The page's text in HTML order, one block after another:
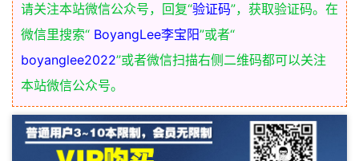
请关注本站微信公众号，回复“验证码”，获取验证码。在
微信里搜索“ BoyangLee李宝阳”或者“
boyanglee2022”或者微信扫描右侧二维码都可以关注
本站微信公众号。